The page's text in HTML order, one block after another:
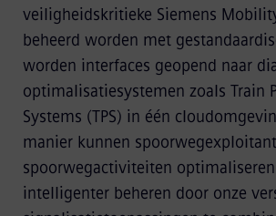
veiligheidskritieke Siemens
beheerd worden met
worden interfaces geopend naar
optimalisatiesystemen zoals Train
Systems (TPS) in één
manier kunnen
spoorwegactiviteiten
intelligenter beheren door onze